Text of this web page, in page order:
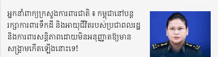
អ្នកនាំពាក្យក្រសួងការពារជាតិ ៖ កម្ពុជានៅបន្ត
រក្សាការពារទឹកដី និងអាយុជីវិតរបស់ប្រជាពលរដ្ឋ
និងការពារសន្តិភាពដោយមិនអនុញ្ញាតឱ្យមាន
សង្គ្រាមកើតឡើងនោះទេ!